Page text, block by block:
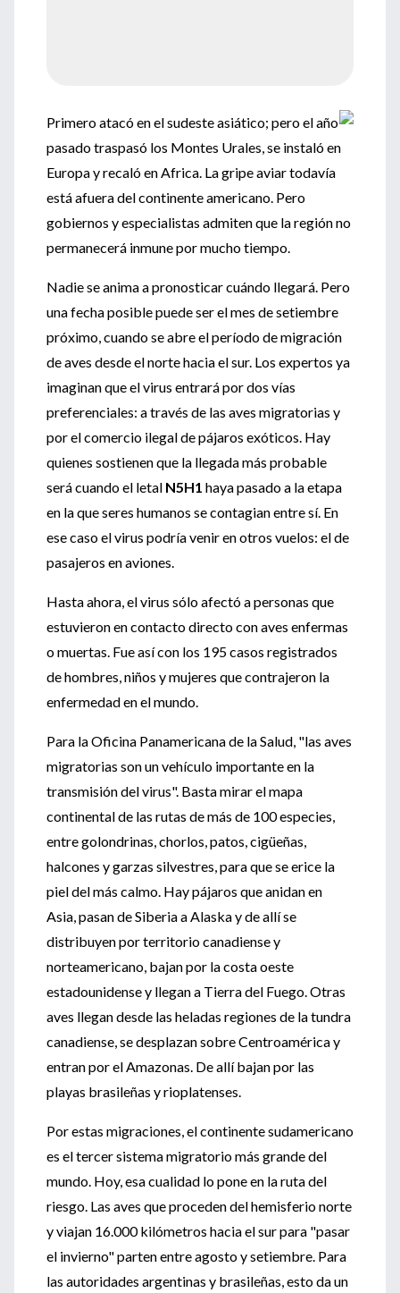
Primero atacó en el sudeste asiático; pero el año
pasado traspasó los Montes Urales, se instaló en
Europa y recaló en Africa. La gripe aviar todavía
está afuera del continente americano. Pero
gobiernos y especialistas admiten que la región no
permanecerá inmune por mucho tiempo.
Nadie se anima a pronosticar cuándo llegará. Pero
una fecha posible puede ser el mes de setiembre
próximo, cuando se abre el período de migración
de aves desde el norte hacia el sur. Los expertos ya
imaginan que el virus entrará por dos vías
preferenciales: a través de las aves migratorias y
por el comercio ilegal de pájaros exóticos. Hay
quienes sostienen que la llegada más probable
será cuando el letal N5H1 haya pasado a la etapa
en la que seres humanos se contagian entre sí. En
ese caso el virus podría venir en otros vuelos: el de
pasajeros en aviones.
Hasta ahora, el virus sólo afectó a personas que
estuvieron en contacto directo con aves enfermas
o muertas. Fue así con los 195 casos registrados
de hombres, niños y mujeres que contrajeron la
enfermedad en el mundo.
Para la Oficina Panamericana de la Salud, "las aves
migratorias son un vehículo importante en la
transmisión del virus". Basta mirar el mapa
continental de las rutas de más de 100 especies,
entre golondrinas, chorlos, patos, cigüeñas,
halcones y garzas silvestres, para que se erice la
piel del más calmo. Hay pájaros que anidan en
Asia, pasan de Siberia a Alaska y de allí se
distribuyen por territorio canadiense y
norteamericano, bajan por la costa oeste
estadounidense y llegan a Tierra del Fuego. Otras
aves llegan desde las heladas regiones de la tundra
canadiense, se desplazan sobre Centroamérica y
entran por el Amazonas. De allí bajan por las
playas brasileñas y rioplatenses.
Por estas migraciones, el continente sudamericano
es el tercer sistema migratorio más grande del
mundo. Hoy, esa cualidad lo pone en la ruta del
riesgo. Las aves que proceden del hemisferio norte
y viajan 16.000 kilómetros hacia el sur para "pasar
el invierno" parten entre agosto y setiembre. Para
las autoridades argentinas y brasileñas, esto da un